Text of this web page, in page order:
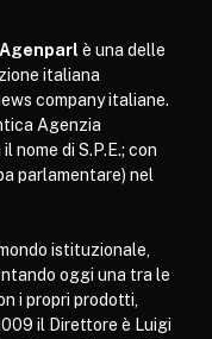
è una delle
italiana
company italiane.
Agenzia
nome di S.P.E.; con
parlamentare) nel
istituzionale,
oggi una tra le
i propri prodotti,
il Direttore è Luigi